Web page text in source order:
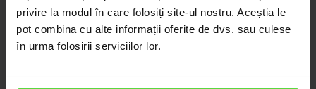
privire la modul în care folosiți site-ul nostru. Aceștia le
pot combina cu alte informații oferite de dvs. sau culese
în urma folosirii serviciilor lor.
Cercei Aur Alb 18k, Safire Roz
2.65 ct, Diamante Naturale 1.45
21.230lei
Cercei Aur Alb 14k, Safire 0.31 ct
1.840lei